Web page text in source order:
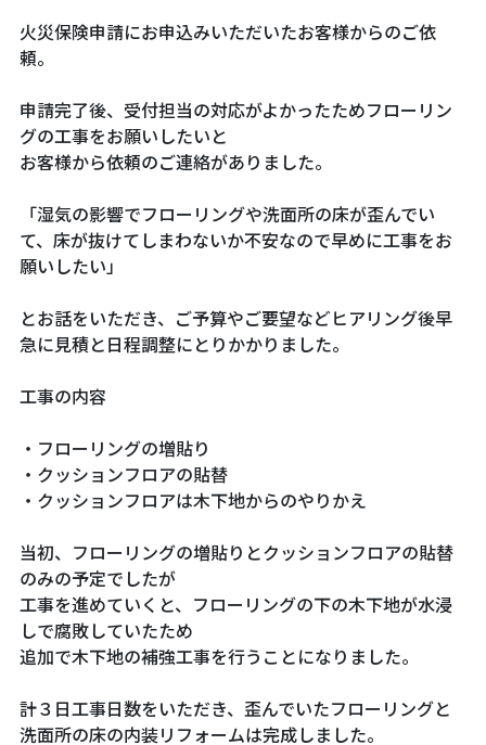
火災保険申請にお申込みいただいたお客様からのご依
頼。
申請完了後、受付担当の対応がよかったためフローリン
グの工事をお願いしたいと
お客様から依頼のご連絡がありました。
「湿気の影響でフローリングや洗面所の床が歪んでい
て、床が抜けてしまわないか不安なので早めに工事をお
願いしたい」
とお話をいただき、ご予算やご要望などヒアリング後早
急に見積と日程調整にとりかかりました。
工事の内容
・フローリングの増貼り
・クッションフロアの貼替
・クッションフロアは木下地からのやりかえ
当初、フローリングの増貼りとクッションフロアの貼替
のみの予定でしたが
工事を進めていくと、フローリングの下の木下地が水浸
しで腐敗していたため
追加で木下地の補強工事を行うことになりました。
計３日工事日数をいただき、歪んでいたフローリングと
洗面所の床の内装リフォームは完成しました。